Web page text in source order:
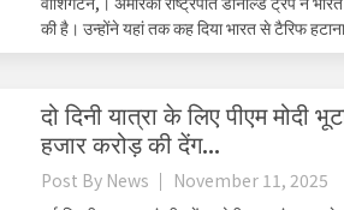
की है। उन्होंने यहां तक कह दिया भारत से टैरिफ
दो दिनी यात्रा के लिए पीएम मोदी
हजार करोड़ की देंग...
Post By News
November 11, 2025